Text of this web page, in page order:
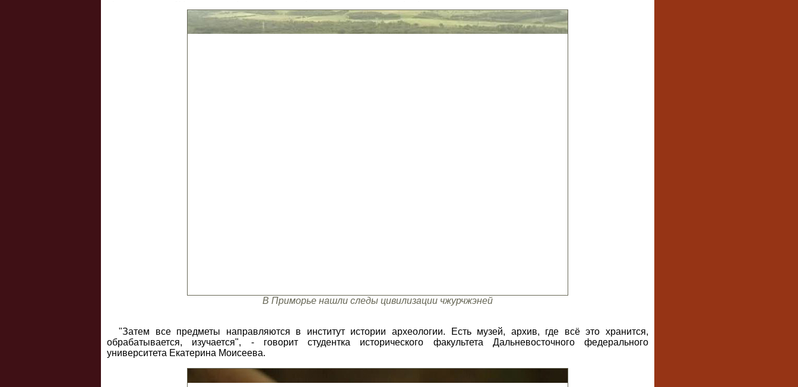
В Приморье нашли следы цивилизации чжурчжэней
"Затем все предметы направляются в институт истории археологии. Есть музей, архив, где всё это хранится,
обрабатывается, изучается", - говорит студентка исторического факультета Дальневосточного федерального
университета Екатерина Моисеева.